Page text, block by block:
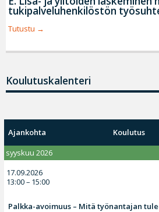
tukipalveluhenkilöstön
Tutustu
Koulutuskalenteri
Ajankohta
Koulutus
syyskuu 2026
17.09.2026
13:00 – 15:00
Palkka-avoimuus – Mitä työnantajan